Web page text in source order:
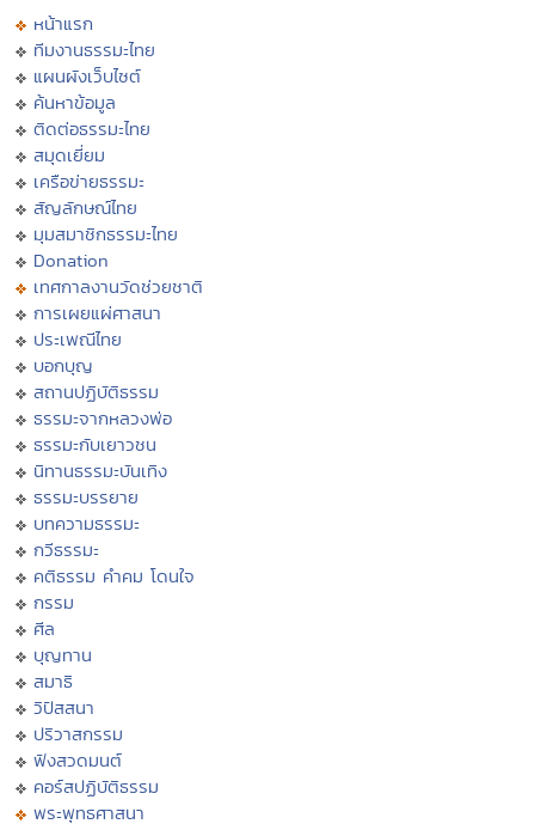
หน้าแรก
ทีมงานธรรมะไทย
แผนผังเว็บไซต์
ค้นหาข้อมูล
ติดต่อธรรมะไทย
สมุดเยี่ยม
เครือข่ายธรรมะ
สัญลักษณ์ไทย
มุมสมาชิกธรรมะไทย
Donation
เทศกาลงานวัดช่วยชาติ
การเผยแผ่ศาสนา
ประเพณีไทย
บอกบุญ
สถานปฏิบัติธรรม
ธรรมะจากหลวงพ่อ
ธรรมะกับเยาวชน
นิทานธรรมะบันเทิง
ธรรมะบรรยาย
บทความธรรมะ
กวีธรรมะ
คติธรรม คำคม โดนใจ
กรรม
ศีล
บุญทาน
สมาธิ
วิปัสสนา
ปริวาสกรรม
ฟังสวดมนต์
คอร์สปฏิบัติธรรม
พระพุทธศาสนา